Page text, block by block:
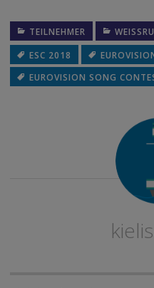
TEILNEHMER
ESC 2018
EUROVISION SONG